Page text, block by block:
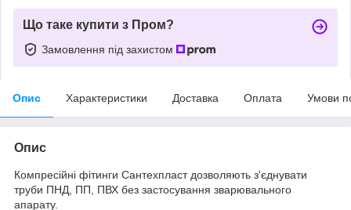
Що таке купити з Пром?
Замовлення під захистом
Опис Характеристики Доставка Оплата Умови
Опис
Компресійні фітинги Сантехпласт дозволяють з'єднувати
труби ПНД, ПП, ПВХ без застосування зварювального
апарату.